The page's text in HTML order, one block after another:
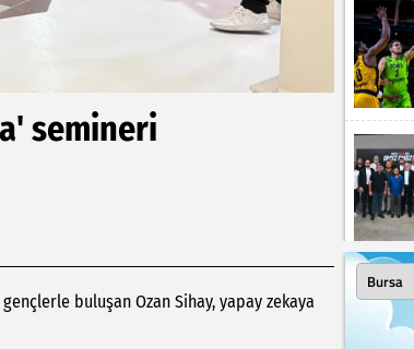
semineri
buluşan Ozan Sihay, yapay zekaya